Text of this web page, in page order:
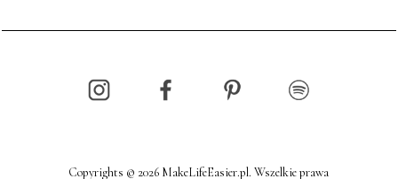
Copyrights © 2026 MakeLifeEasier.pl. Wszelkie prawa